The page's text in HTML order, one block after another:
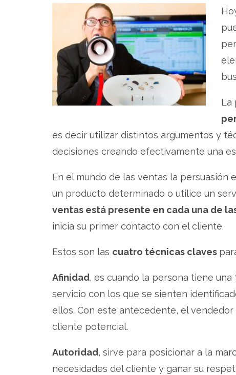
La
es decir utilizar distintos argumentos y
decisiones creando efectivamente una
En el mundo de las ventas la
un producto determinado o utilice un
ventas está presente en cada una de
inicia su primer contacto con el cliente.
Estos son las cuatro técnicas claves
Afinidad, es cuando la persona tiene
servicio con los que se sienten
ellos. Con este antecedente, el
cliente potencial.
Autoridad, sirve para posicionar a la
necesidades del cliente y ganar su